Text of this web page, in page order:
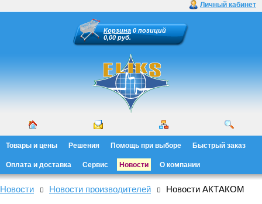
Личный кабинет
Корзина 0 позиций
0,00 руб.
Товары и цены Решения Помощь при выборе Быстрый заказ
Оплата и доставка Сервис Новости О компании
Новости Новости производителей Новости АКТАКОМ